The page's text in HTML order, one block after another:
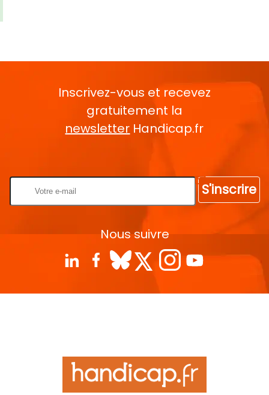
Inscrivez-vous et recevez
gratuitement la
newsletter Handicap.fr
S'inscrire
Nous suivre